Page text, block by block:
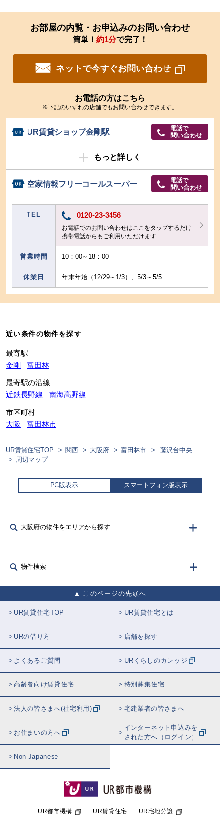
お部屋の内覧・お申込みのお問い合わせ
簡単！ 約1分で完了！
ネットで今すぐお問い合わせ
お電話の方はこちら
※下記のいずれの店舗でもお問い合わせできます。
UR賃貸ショップ金剛駅 電話で
問い合わせ
もっと詳しく
空家情報フリーコールスーパー 電話で
問い合わせ
TEL 0120-23-3456
お電話でのお問い合わせはここをタップするだけ
携帯電話からもご利用いただけます
営業時間 10：00～18：00
休業日 年末年始（12/29～1/3）、5/3～5/5
近い条件の物件を探す
最寄駅
金剛
富田林
最寄駅の沿線
近鉄長野線
南海高野線
市区町村
大阪
富田林市
UR賃貸住宅TOP 関西 大阪府 富田林市
藤沢台中央
周辺マップ
PC版表示 スマートフォン版表示
大阪府の物件をエリアから探す
物件検索
このページの先頭へ
UR賃貸住宅TOP UR賃貸住宅とは
URの借り方 店舗を探す
よくあるご質問 URくらしのカレッジ
高齢者向け賃貸住宅 特別募集住宅
法人の皆さまへ(社宅利用) 宅建業者の皆さまへ
お住まいの方へ
インターネット申込みを
された方へ（ログイン）
Non Japanese
UR都市機構 UR賃貸住宅
UR宅地分譲